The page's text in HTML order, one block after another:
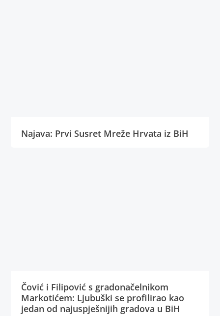
Najava: Prvi Susret Mreže Hrvata iz BiH
Čović i Filipović s gradonačelnikom
Markotićem: Ljubuški se profilirao kao
jedan od najuspješnijih gradova u BiH